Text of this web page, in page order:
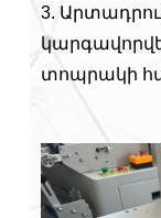
3.
տոպրակի